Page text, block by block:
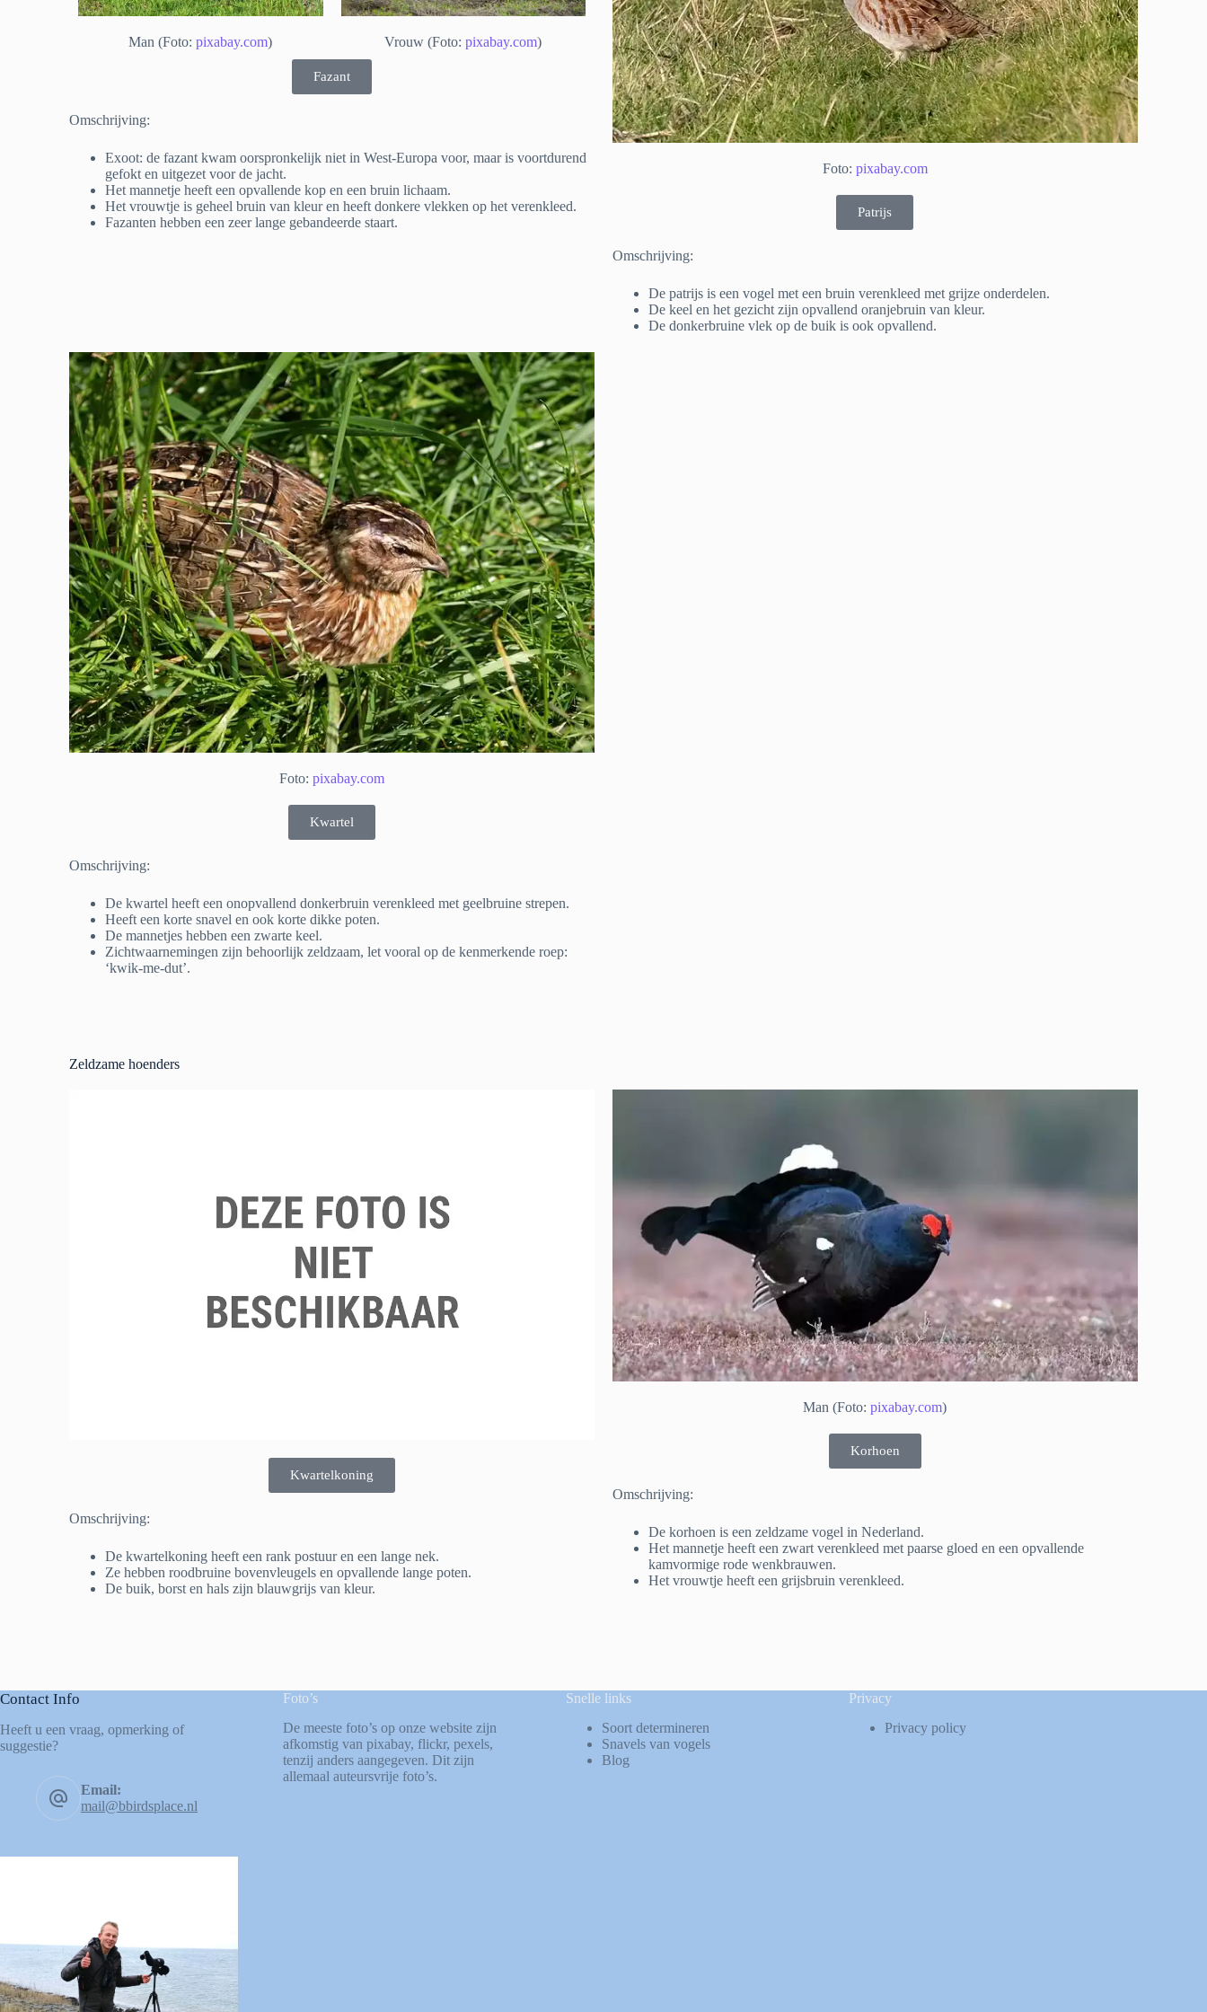
Man (Foto:pixabay.com) Vrouw (Foto:pixabay.com)
Fazant
Omschrijving:
Exoot: de fazant kwam oorspronkelijk niet in West-Europa voor, maar is voortdurend
gefokt en uitgezet voor de jacht.
Het mannetje heeft een opvallende kop en een bruin lichaam.
Het vrouwtje is geheel bruin van kleur en heeft donkere vlekken op het verenkleed.
Fazanten hebben een zeer lange gebandeerde staart.
Foto: pixabay.com
Patrijs
Omschrijving:
De patrijs is een vogel met een bruin verenkleed met grijze onderdelen.
De keel en het gezicht zijn opvallend oranjebruin van kleur.
De donkerbruine vlek op de buik is ook opvallend.
Foto:pixabay.com
Kwartel
Omschrijving:
De kwartel heeft een onopvallend donkerbruin verenkleed met geelbruine strepen.
Heeft een korte snavel en ook korte dikke poten.
De mannetjes hebben een zwarte keel.
Zichtwaarnemingen zijn behoorlijk zeldzaam, let vooral op de kenmerkende roep:
‘kwik-me-dut’.
Zeldzame hoenders
Kwartelkoning
Omschrijving:
De kwartelkoning heeft een rank postuur en een lange nek.
Ze hebben roodbruine bovenvleugels en opvallende lange poten.
De buik, borst en hals zijn blauwgrijs van kleur.
Man (Foto:pixabay.com)
Korhoen
Omschrijving:
De korhoen is een zeldzame vogel in Nederland.
Het mannetje heeft een zwart verenkleed met paarse gloed en een opvallende
kamvormige rode wenkbrauwen.
Het vrouwtje heeft een grijsbruin verenkleed.
Contact Info
Heeft u een vraag, opmerking of
suggestie?
Email:
mail@bbirdsplace.nl
Foto’s
De meeste foto’s op onze website zijn
afkomstig van pixabay, flickr, pexels,
tenzij anders aangegeven. Dit zijn
allemaal auteursvrije foto’s.
Snelle links
Soort determineren
Snavels van vogels
Blog
Privacy
Privacy policy